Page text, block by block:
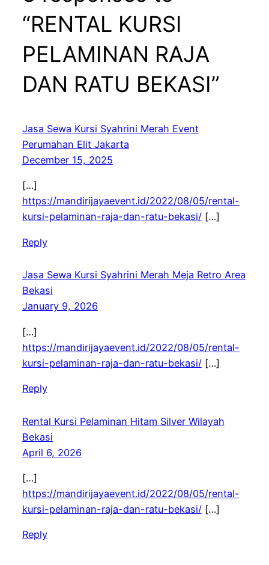
“RENTAL KURSI
PELAMINAN RAJA
DAN RATU BEKASI”
Jasa Sewa Kursi Syahrini Merah Event
Perumahan Elit Jakarta
December 15, 2025
[…]
https://mandirijayaevent.id/2022/08/05/rental-
kursi-pelaminan-raja-dan-ratu-bekasi/[…]
Reply
Jasa Sewa Kursi Syahrini Merah Meja Retro Area
Bekasi
January 9, 2026
[…]
https://mandirijayaevent.id/2022/08/05/rental-
kursi-pelaminan-raja-dan-ratu-bekasi/[…]
Reply
Rental Kursi Pelaminan Hitam Silver Wilayah
Bekasi
April 6, 2026
[…]
https://mandirijayaevent.id/2022/08/05/rental-
kursi-pelaminan-raja-dan-ratu-bekasi/[…]
Reply